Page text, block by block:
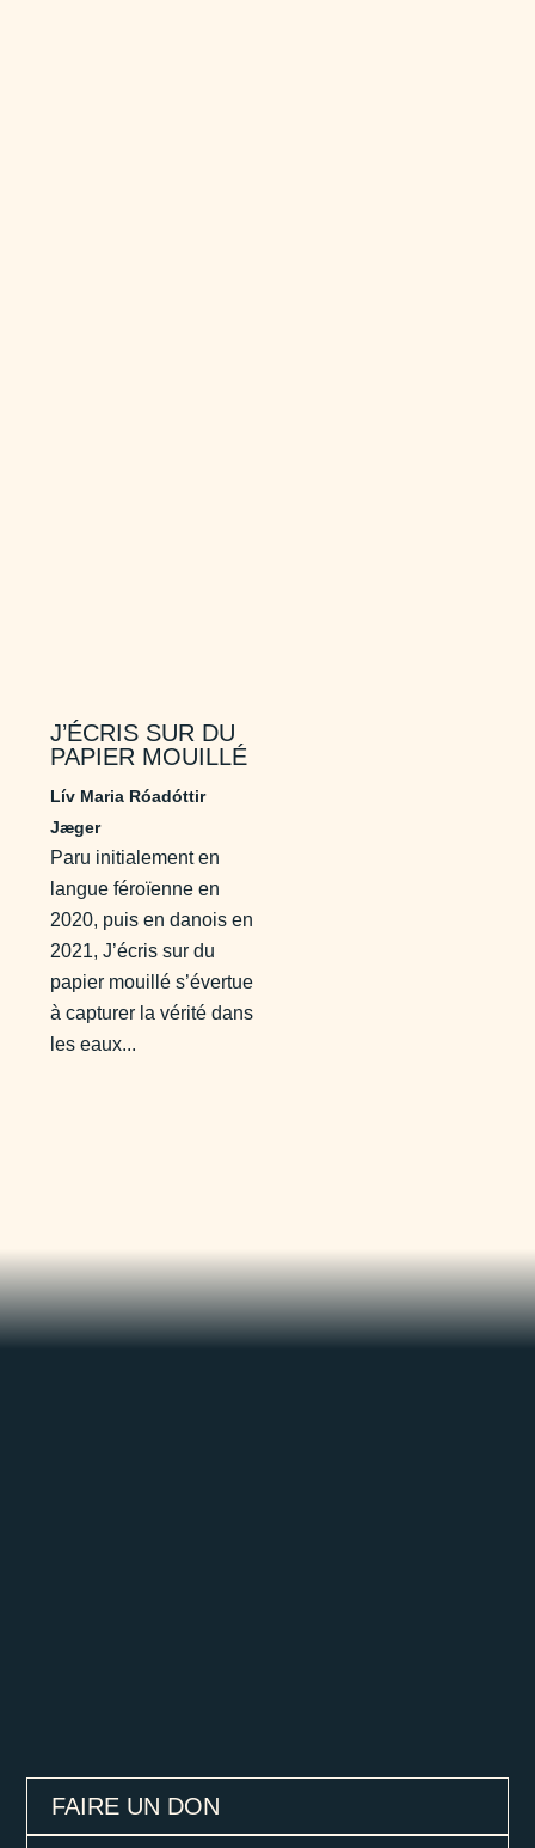
J’ÉCRIS SUR DU
PAPIER MOUILLÉ
Lív Maria Róadóttir
Jæger
Paru initialement en
langue féroïenne en
2020, puis en danois en
2021, J’écris sur du
papier mouillé s’évertue
à capturer la vérité dans
les eaux...
FAIRE UN DON